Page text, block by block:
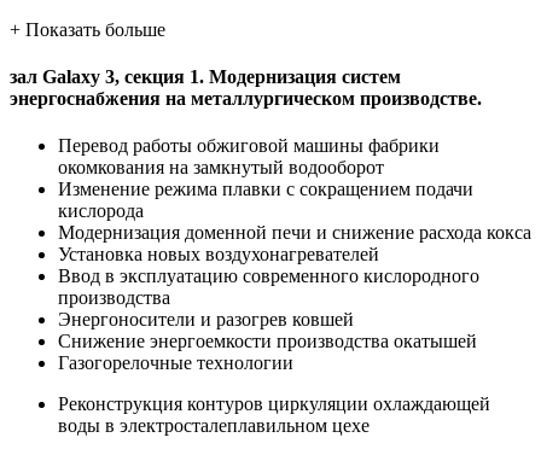
+ Показать больше
зал Galaxy 3, секция 1. Модернизация систем
энергоснабжения на металлургическом производстве.
Перевод работы обжиговой машины фабрики
окомкования на замкнутый водооборот
Изменение режима плавки с сокращением подачи
кислорода
Модернизация доменной печи и снижение расхода кокса
Установка новых воздухонагревателей
Ввод в эксплуатацию современного кислородного
производства
Энергоносители и разогрев ковшей
Снижение энергоемкости производства окатышей
Газогорелочные технологии
Реконструкция контуров циркуляции охлаждающей
воды в электросталеплавильном цехе